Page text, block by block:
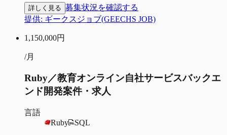
詳しく見る 募集状況を確認する
提供: ギークスジョブ(GEECHS JOB)
1,150,000円
/月
Ruby／教育オンライン自社サービスバックエ
ンド開発案件・求人
言語
Ruby
SQL